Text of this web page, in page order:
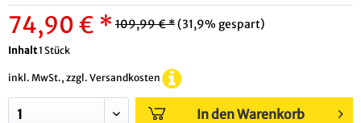
74,90 € * 109,99 € *(31,9% gespart)
Inhalt1 Stück
inkl. MwSt., zzgl. Versandkosten
In den Warenkorb